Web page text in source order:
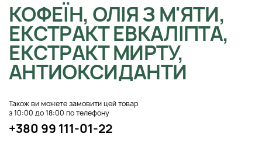
КОФЕЇН, ОЛІЯ З М'ЯТИ,
ЕКСТРАКТ ЕВКАЛІПТА,
ЕКСТРАКТ МИРТУ,
АНТИОКСИДАНТИ
Також ви можете замовити цей товар
з 10:00 до 18:00 по телефону
+380 99 111-01-22